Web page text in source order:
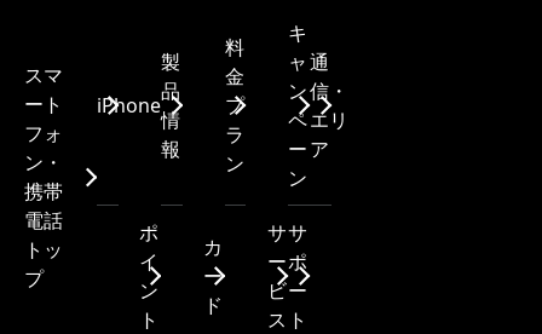
スマ
ート
フォ
ン・
携帯
電話
トッ
プ
iPhone
製
品
情
報
料
金
プ
ラ
ン
キ
ャ
ン
ペ
ー
ン
通
信・
エリ
ア
ポ
イ
ン
ト
カ
ー
ド
サ
ー
ビ
ス
サ
ポ
ー
ト